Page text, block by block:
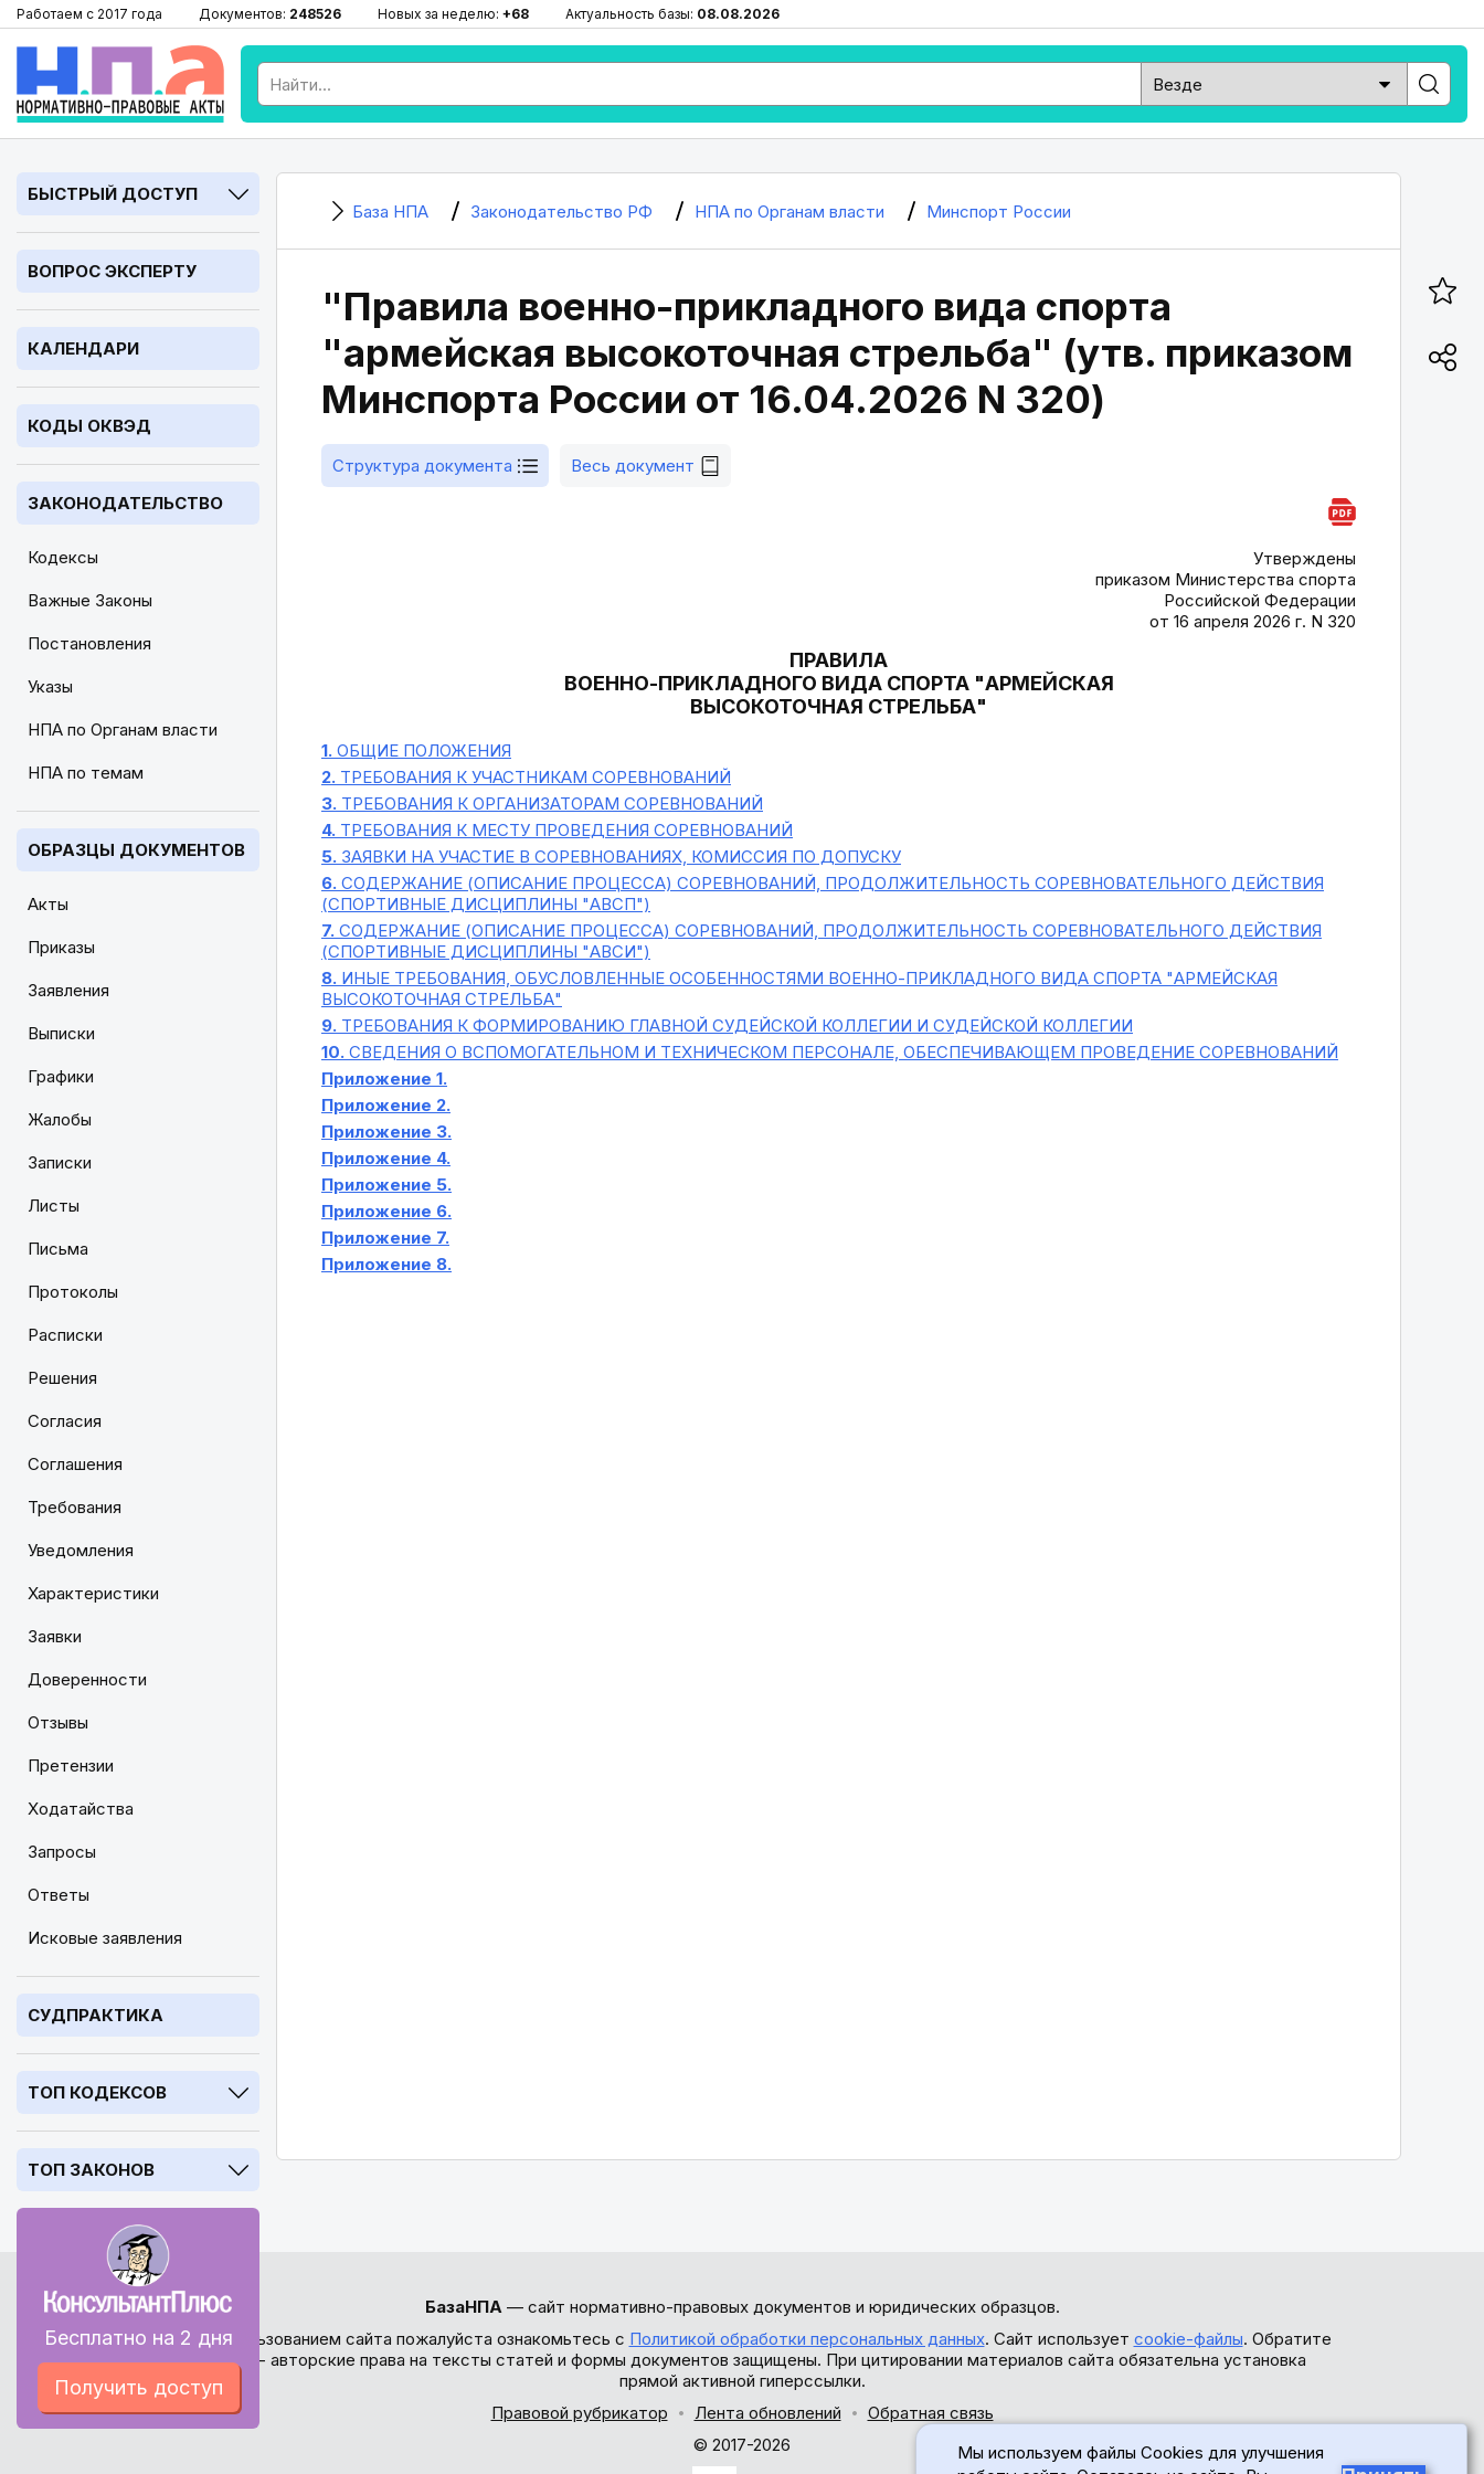
Работаем с 2017 года Документов: 248526 Новых за неделю: +68 Актуальность базы: 08.08.2026
БЫСТРЫЙ ДОСТУП
ВОПРОС ЭКСПЕРТУ
КАЛЕНДАРИ
КОДЫ ОКВЭД
ЗАКОНОДАТЕЛЬСТВО
Кодексы
Важные Законы
Постановления
Указы
НПА по Органам власти
НПА по темам
ОБРАЗЦЫ ДОКУМЕНТОВ
Акты
Приказы
Заявления
Выписки
Графики
Жалобы
Записки
Листы
Письма
Протоколы
Расписки
Решения
Согласия
Соглашения
Требования
Уведомления
Характеристики
Заявки
Доверенности
Отзывы
Претензии
Ходатайства
Запросы
Ответы
Исковые заявления
СУДПРАКТИКА
ТОП КОДЕКСОВ
ТОП ЗАКОНОВ
Бесплатно на 2 дня
Получить доступ
База НПА Законодательство РФ НПА по Органам власти Минспорт России
"Правила военно-прикладного вида спорта
"армейская высокоточная стрельба" (утв. приказом
Минспорта России от 16.04.2026 N 320)
Структура документа Весь документ
Утверждены
приказом Министерства спорта
Российской Федерации
от 16 апреля 2026 г. N 320
ПРАВИЛА
ВОЕННО-ПРИКЛАДНОГО ВИДА СПОРТА "АРМЕЙСКАЯ
ВЫСОКОТОЧНАЯ СТРЕЛЬБА"
1. ОБЩИЕ ПОЛОЖЕНИЯ
2. ТРЕБОВАНИЯ К УЧАСТНИКАМ СОРЕВНОВАНИЙ
3. ТРЕБОВАНИЯ К ОРГАНИЗАТОРАМ СОРЕВНОВАНИЙ
4. ТРЕБОВАНИЯ К МЕСТУ ПРОВЕДЕНИЯ СОРЕВНОВАНИЙ
5. ЗАЯВКИ НА УЧАСТИЕ В СОРЕВНОВАНИЯХ, КОМИССИЯ ПО ДОПУСКУ
6. СОДЕРЖАНИЕ (ОПИСАНИЕ ПРОЦЕССА) СОРЕВНОВАНИЙ, ПРОДОЛЖИТЕЛЬНОСТЬ СОРЕВНОВАТЕЛЬНОГО ДЕЙСТВИЯ
(СПОРТИВНЫЕ ДИСЦИПЛИНЫ "АВСП")
7. СОДЕРЖАНИЕ (ОПИСАНИЕ ПРОЦЕССА) СОРЕВНОВАНИЙ, ПРОДОЛЖИТЕЛЬНОСТЬ СОРЕВНОВАТЕЛЬНОГО ДЕЙСТВИЯ
(СПОРТИВНЫЕ ДИСЦИПЛИНЫ "АВСИ")
8. ИНЫЕ ТРЕБОВАНИЯ, ОБУСЛОВЛЕННЫЕ ОСОБЕННОСТЯМИ ВОЕННО-ПРИКЛАДНОГО ВИДА СПОРТА "АРМЕЙСКАЯ
ВЫСОКОТОЧНАЯ СТРЕЛЬБА"
9. ТРЕБОВАНИЯ К ФОРМИРОВАНИЮ ГЛАВНОЙ СУДЕЙСКОЙ КОЛЛЕГИИ И СУДЕЙСКОЙ КОЛЛЕГИИ
10. СВЕДЕНИЯ О ВСПОМОГАТЕЛЬНОМ И ТЕХНИЧЕСКОМ ПЕРСОНАЛЕ, ОБЕСПЕЧИВАЮЩЕМ ПРОВЕДЕНИЕ СОРЕВНОВАНИЙ
Приложение 1.
Приложение 2.
Приложение 3.
Приложение 4.
Приложение 5.
Приложение 6.
Приложение 7.
Приложение 8.
БазаНПА— сайт нормативно-правовых документов и юридических образцов.
Перед использованием сайта пожалуйста ознакомьтесь с Политикой обработки персональных данных. Сайт использует cookie-файлы. Обратите
внимание - авторские права на тексты статей и формы документов защищены. При цитировании материалов сайта обязательна установка
прямой активной гиперссылки.
Правовой рубрикатор
Лента обновлений
Обратная связь
© 2017-2026
Мы используем файлы Cookies для улучшения